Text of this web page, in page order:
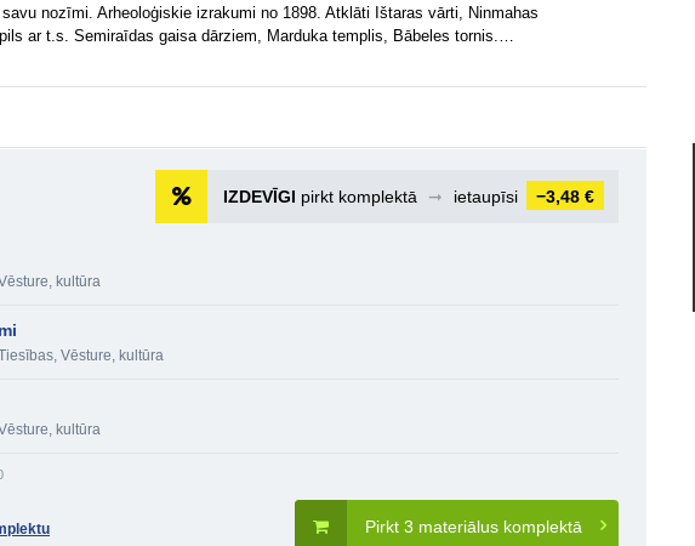
nozīmi. Arheoloģiskie izrakumi no 1898. Atklāti Ištaras vārti, Ninmahas
ar t.s. Semiraīdas gaisa dārziem, Marduka templis, Bābeles tornis.…
IZDEVĪGI pirkt komplektā ➞ ietaupīsi −3,48 €
kultūra
, Vēsture, kultūra
kultūra
Pirkt 3 materiālus komplektā